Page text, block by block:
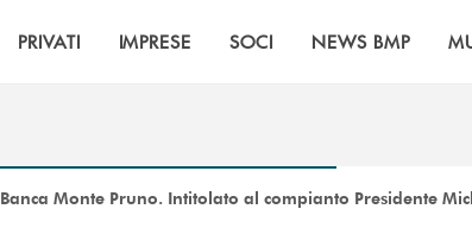
PRIVATI IMPRESE SOCI NEWS BMP
Banca Monte Pruno. Intitolato al compianto Presidente